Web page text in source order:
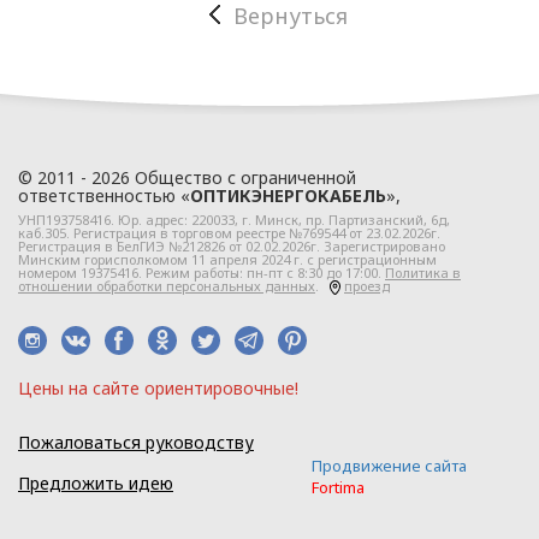
Вернуться
© 2011 - 2026 Общество с ограниченной
ответственностью «ОПТИКЭНЕРГОКАБЕЛЬ»,
УНП193758416. Юр. адрес: 220033, г. Минск, пр. Партизанский, 6д,
каб.305. Регистрация в торговом реестре №769544 от 23.02.2026г.
Регистрация в БелГИЭ №212826 от 02.02.2026г. Зарегистрировано
Минским горисполкомом 11 апреля 2024 г. с регистрационным
номером 19375416. Режим работы: пн-пт с 8:30 до 17:00.Политика в
отношении обработки персональных данных. проезд
Цeны нa caйтe opиeнтиpoвoчные!
Пожаловаться руководству
Предложить идею
Продвижение сайта
Fortima
отношении персональных
Правовое
регулирование
отношений
в сфере
обработки
персональных
данных